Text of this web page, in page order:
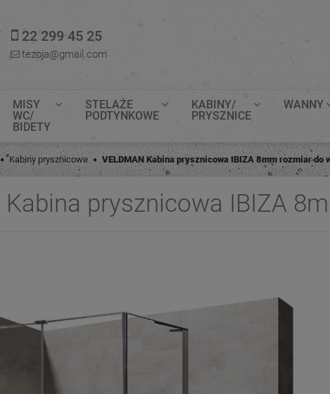
22 299 45 25
tezoja@gmail.com
MISY
WC/
BIDETY
STELAŻE
PODTYNKOWE
KABINY/
PRYSZNICE
WANNY
Kabiny prysznicowe VELDMAN Kabina prysznicowa IBIZA 8mm rozmiar do
Kabina prysznicowa IBIZA